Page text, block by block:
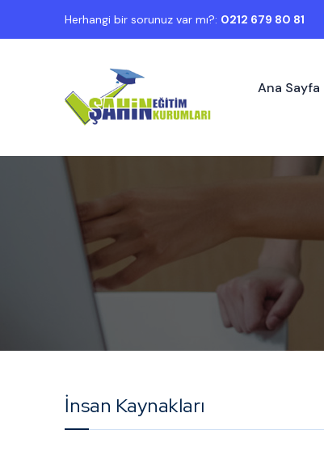
Herhangi bir sorunuz var mı?: 0212 679 80 81
Ana Sayfa
İnsan Kaynakları